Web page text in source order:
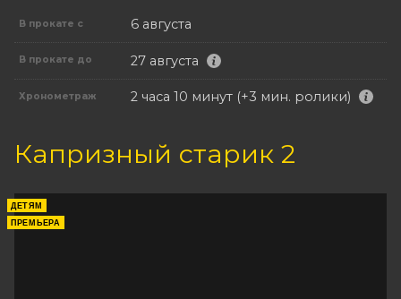
В прокате с 6 августа
В прокате до 27 августа
Хронометраж 2 часа 10 минут (+3 мин. ролики)
Капризный старик 2
ДЕТЯМ
ПРЕМЬЕРА